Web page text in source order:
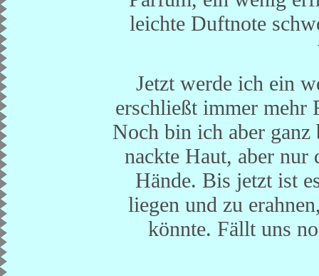
leichte Duftnote
Jetzt werde ich ein
erschließt immer mehr
Noch bin ich aber
nackte Haut, aber nur
Hände. Bis jetzt ist
liegen und zu
könnte. Fällt uns